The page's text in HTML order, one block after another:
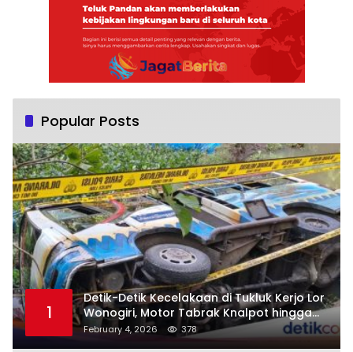
Popular Posts
1
Detik-Detik Kecelakaan di Tukluk Kerjo Lor
Wonogiri, Motor Tabrak Knalpot hingga
Truk Tak Sempat Menghindar, Satu
Pengendara Tak Sadarkan Diri
February 4, 2026 378